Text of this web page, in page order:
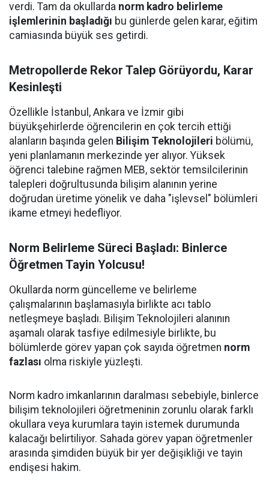
verdi. Tam da okullarda norm kadro belirleme
işlemlerinin başladığı bu günlerde gelen karar, eğitim
camiasında büyük ses getirdi.
Metropollerde Rekor Talep Görüyordu, Karar
Kesinleşti
Özellikle İstanbul, Ankara ve İzmir gibi
büyükşehirlerde öğrencilerin en çok tercih ettiği
alanların başında gelen Bilişim Teknolojileri bölümü,
yeni planlamanın merkezinde yer alıyor. Yüksek
öğrenci talebine rağmen MEB, sektör temsilcilerinin
talepleri doğrultusunda bilişim alanının yerine
doğrudan üretime yönelik ve daha "işlevsel" bölümleri
ikame etmeyi hedefliyor.
Norm Belirleme Süreci Başladı: Binlerce
Öğretmen Tayin Yolcusu!
Okullarda norm güncelleme ve belirleme
çalışmalarının başlamasıyla birlikte acı tablo
netleşmeye başladı. Bilişim Teknolojileri alanının
aşamalı olarak tasfiye edilmesiyle birlikte, bu
bölümlerde görev yapan çok sayıda öğretmen norm
fazlası olma riskiyle yüzleşti.
Norm kadro imkanlarının daralması sebebiyle, binlerce
bilişim teknolojileri öğretmeninin zorunlu olarak farklı
okullara veya kurumlara tayin istemek durumunda
kalacağı belirtiliyor. Sahada görev yapan öğretmenler
arasında şimdiden büyük bir yer değişikliği ve tayin
endişesi hakim.